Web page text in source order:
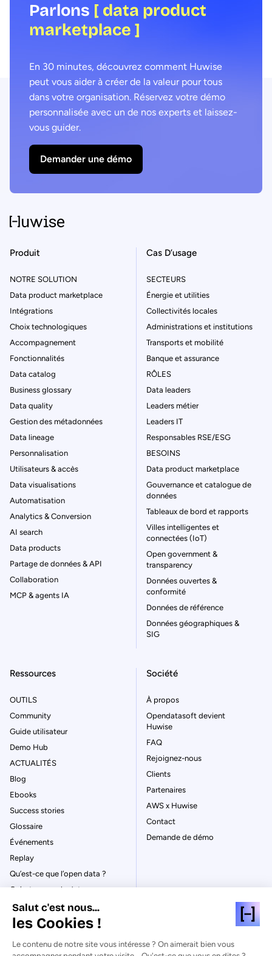
Parlons [ data product
marketplace ]
En 30 minutes, découvrez comment Huwise
peut vous aider à créer de la valeur pour tous
dans votre organisation. Réservez votre démo
personnalisée avec un de nos experts et laissez-
vous guider.
Demander une démo
Produit
NOTRE SOLUTION
Data product marketplace
Intégrations
Choix technologiques
Accompagnement
Fonctionnalités
Data catalog
Business glossary
Data quality
Gestion des métadonnées
Data lineage
Personnalisation
Utilisateurs & accès
Data visualisations
Automatisation
Analytics & Conversion
AI search
Data products
Partage de données & API
Collaboration
MCP & agents IA
Cas D’usage
SECTEURS
Énergie et utilities
Collectivités locales
Administrations et institutions
Transports et mobilité
Banque et assurance
RÔLES
Data leaders
Leaders métier
Leaders IT
Responsables RSE/ESG
BESOINS
Data product marketplace
Gouvernance et catalogue de
données
Tableaux de bord et rapports
Villes intelligentes et
connectées (IoT)
Open government &
transparency
Données ouvertes &
conformité
Données de référence
Données géographiques &
SIG
Ressources
OUTILS
Community
Guide utilisateur
Demo Hub
ACTUALITÉS
Blog
Ebooks
Success stories
Glossaire
Événements
Replay
Qu’est-ce que l’open data ?
Qu’est-ce que le data
La gouvernance des données
Société
À propos
Opendatasoft devient
Huwise
FAQ
Rejoignez-nous
Clients
Partenaires
AWS x Huwise
Contact
Demande de démo
Salut c'est nous...
les Cookies !
Le contenu de notre site vous intéresse ? On aimerait bien vous